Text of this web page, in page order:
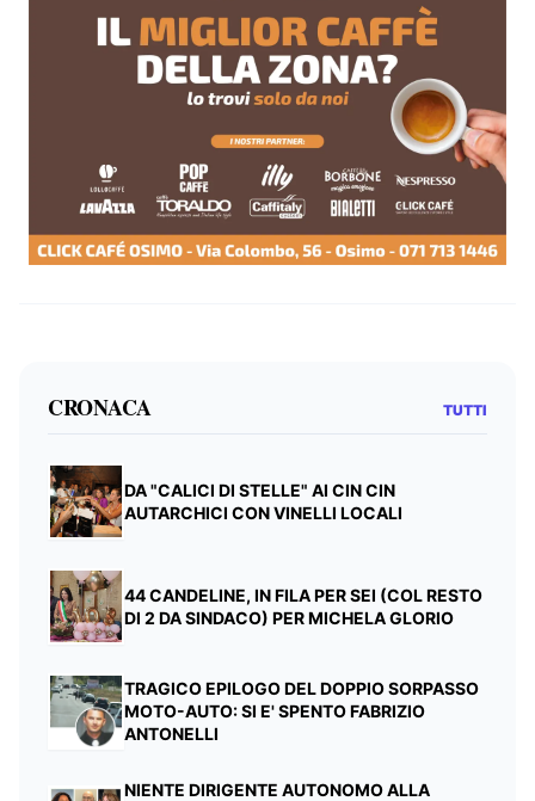
CRONACA TUTTI
DA "CALICI DI STELLE" AI CIN CIN
AUTARCHICI CON VINELLI LOCALI
44 CANDELINE, IN FILA PER SEI (COL RESTO
DI 2 DA SINDACO) PER MICHELA GLORIO
TRAGICO EPILOGO DEL DOPPIO SORPASSO
MOTO-AUTO: SI E' SPENTO FABRIZIO
ANTONELLI
NIENTE DIRIGENTE AUTONOMO ALLA